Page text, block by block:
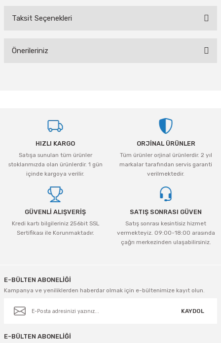
Taksit Seçenekleri
Önerileriniz
Ürün resmi kalitesiz, bozuk veya görüntülenemiyor.
Ürün açıklamasında eksik bilgiler bulunuyor.
Ürün bilgilerinde hatalar bulunuyor.
Ürün fiyatı diğer sitelerden daha pahalı.
Bu ürüne benzer farklı alternatifler olmalı.
HIZLI KARGO
Satışa sunulan tüm ürünler
stoklarımızda olan ürünlerdir. 1 gün
içinde kargoya verilir.
ORJİNAL ÜRÜNLER
Tüm ürünler orjinal ürünlerdir. 2 yıl
markalar tarafından servis garanti
verilmektedir.
GÜVENLİ ALIŞVERİŞ
Kredi kartı bilgileriniz 256bit SSL
Sertifikası ile Korunmaktadır.
SATIŞ SONRASI GÜVEN
Satış sonrası kesintisiz hizmet
vermekteyiz. 09:00-18:00 arasında
çağrı merkezinden ulaşabilirsiniz.
E-BÜLTEN ABONELİĞİ
Kampanya ve yeniliklerden haberdar olmak için e-bültenimize kayıt olun.
KAYDOL
E-BÜLTEN ABONELİĞİ